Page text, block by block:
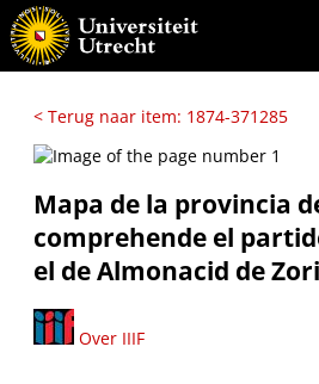
< Terug naar item: 1874-371285
Mapa de la provincia
comprehende el
el de Almonacid de
Over IIIF